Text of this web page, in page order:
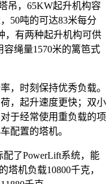
吊，65KW起升机构容
50吨的可达83米每分
，有两种起升机构可供
绳量1570米的篱笆式
时刻保持优秀负载。
，起升速度更快；双小
于经常使用重负载的项
配置的塔机。
了PowerLift系统，能
塔机负载10800千克，